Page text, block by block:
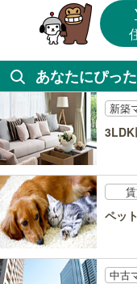
あなたにぴっ
新築
3LDK
ペッ
中古